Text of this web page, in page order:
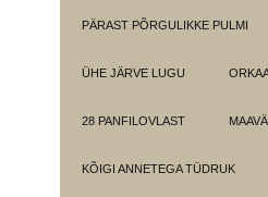
PÄRAST PÕRGULIKKE PULMI
ÜHE JÄRVE LUGU
28 PANFILOVLAST
KÕIGI ANNETEGA TÜDRUK